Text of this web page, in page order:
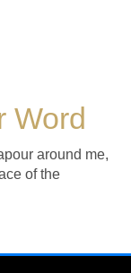
Word
around me,
of the